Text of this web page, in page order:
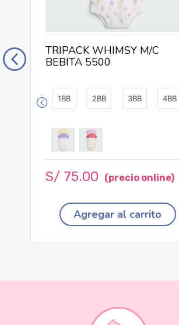
1BB 2BB 3BB 4BB
TRIPACK WHIMSY M/C
BEBITA 5500
S/ 75.00
Agregar al carrito